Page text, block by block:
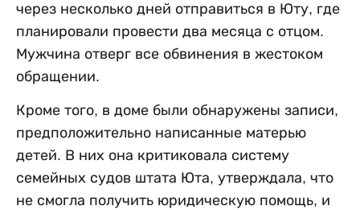
через несколько дней отправиться в Юту, где
планировали провести два месяца с отцом.
Мужчина отверг все обвинения в жестоком
обращении.
Кроме того, в доме были обнаружены записи,
предположительно написанные матерью
детей. В них она критиковала систему
семейных судов штата Юта, утверждала, что
не смогла получить юридическую помощь, и